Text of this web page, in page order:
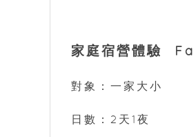
家庭宿營體驗
對象：一家大小
日數：2天1夜